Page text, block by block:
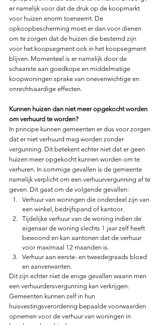
er namelijk voor dat de druk op de koopmarkt
voor huizen enorm toeneemt. De
opkoopbescherming moet er dan voor dienen
om te zorgen dat de huizen die bestemd zijn
voor het koopsegment ook in het koopsegment
blijven. Momenteel is er namelijk door de
schaarste aan goedkope en middelmatige
koopwoningen sprake van onevenwichtige en
onrechtvaardige effecten.
Kunnen huizen dan niet meer opgekocht worden
om verhuurd te worden?
In principe kunnen gemeenten er dus voor zorgen
dat er niet verhuurd mag worden zonder
vergunning. Dit betekent echter niet dat er geen
huizen meer opgekocht kunnen worden om te
verhuren. In sommige gevallen is de gemeente
namelijk verplicht om een verhuurvergunning af te
geven. Dit gaat om de volgende gevallen:
Verhuur van woningen die onderdeel zijn van
een winkel, bedrijfspand of kantoor.
Tijdelijke verhuur van de woning indien de
eigenaar de woning slechts 1 jaar zelf heeft
bewoond en kan aantonen dat de verhuur
voor maximaal 12 maanden is.
Verhuur aan eerste- en tweedegraads bloed
en aanverwanten.
Dit zijn echter niet de enige gevallen waarin men
een verhuurdersvergunning kan verkrijgen.
Gemeenten kunnen zelf in hun
huisvestingsverordering bepaalde voorwaarden
opnemen voor de verhuur van woningen in